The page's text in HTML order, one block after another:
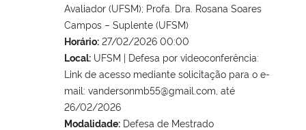
Avaliador (UFSM); Profa. Dra. Rosana Soares
Campos – Suplente (UFSM)
Horário: 27/02/2026 00:00
Local: UFSM | Defesa por videoconferência:
Link de acesso mediante solicitação para o e-
mail: vandersonmb55@gmail.com, até
26/02/2026
Modalidade: Defesa de Mestrado